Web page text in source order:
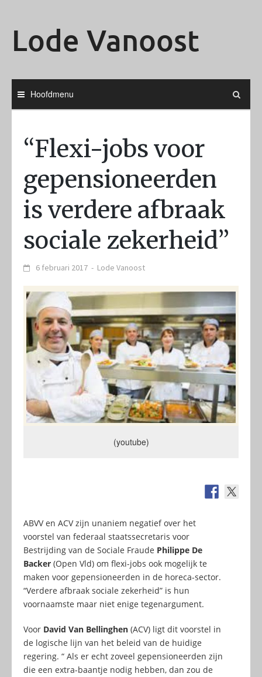
Lode Vanoost
Hoofdmenu
“Flexi-jobs voor
gepensioneerden
is verdere afbraak
sociale zekerheid”
6 februari 2017 - Lode Vanoost
(youtube)
ABVV en ACV zijn unaniem negatief over het
voorstel van federaal staatssecretaris voor
Bestrijding van de Sociale Fraude Philippe De
Backer (Open Vld) om flexi-jobs ook mogelijk te
maken voor gepensioneerden in de horeca-sector.
“Verdere afbraak sociale zekerheid” is hun
voornaamste maar niet enige tegenargument.
Voor David Van Bellinghen (ACV) ligt dit voorstel in
de logische lijn van het beleid van de huidige
regering. “ Als er echt zoveel gepensioneerden zijn
die een extra-baantje nodig hebben, dan zou de